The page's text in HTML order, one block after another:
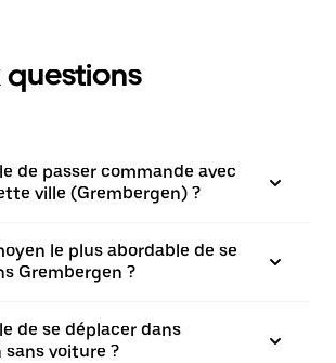
questions
de passer commande avec
ville (Grembergen) ?
le plus abordable de se
Grembergen ?
de se déplacer dans
sans voiture ?